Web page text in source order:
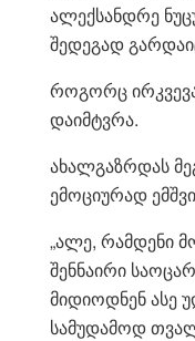
ალექსანდრე
შედეგად
როგორც
დაიმტვრა.
ახალგაზრდას
ემოციურად
„ალე, რამდენი
შენნაირი
მიდიოდნენ ასე
სამუდამოდ